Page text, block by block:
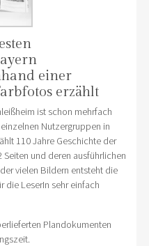
einer
erzählt
ist schon mehrfach
Nutzergruppen in
110 Jahre Geschichte der
und deren ausführlichen
vielen Bildern entsteht die
die LeserIn sehr einfach
Plandokumenten